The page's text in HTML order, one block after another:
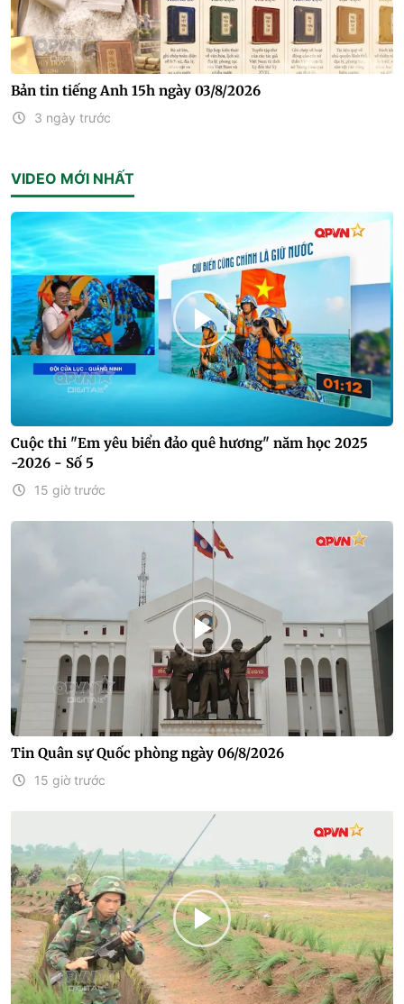
Bản tin tiếng Anh 15h ngày 03/8/2026
3 ngày trước
VIDEO MỚI NHẤT
Cuộc thi "Em yêu biển đảo quê hương" năm học 2025
-2026 - Số 5
15 giờ trước
Tin Quân sự Quốc phòng ngày 06/8/2026
15 giờ trước